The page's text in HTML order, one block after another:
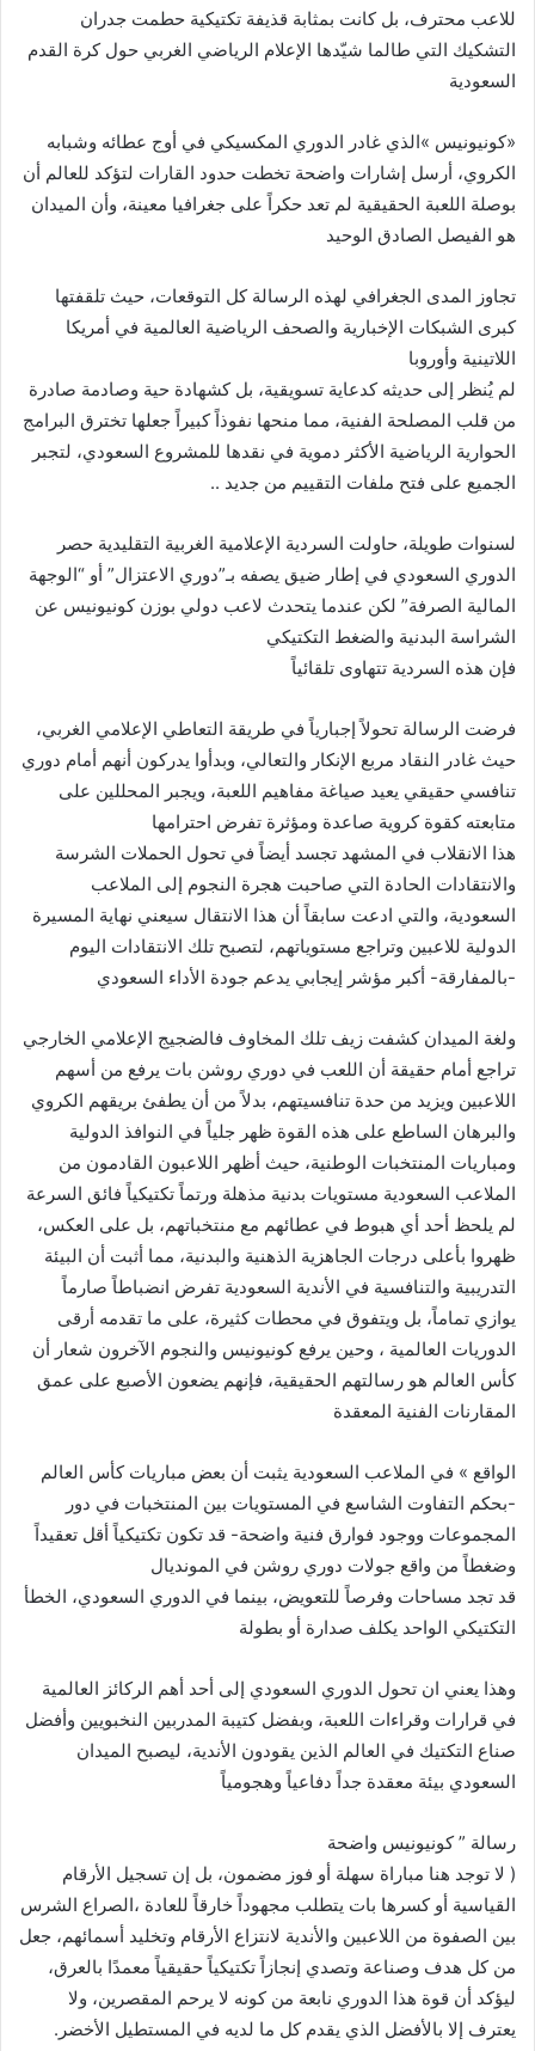
للاعب محترف، بل كانت بمثابة قذيفة تكتيكية حطمت جدران
التشكيك التي طالما شيّدها الإعلام الرياضي الغربي حول كرة القدم
السعودية
«كونيونيس »الذي غادر الدوري المكسيكي في أوج عطائه وشبابه
الكروي، أرسل إشارات واضحة تخطت حدود القارات لتؤكد للعالم أن
بوصلة اللعبة الحقيقية لم تعد حكراً على جغرافيا معينة، وأن الميدان
هو الفيصل الصادق الوحيد
تجاوز المدى الجغرافي لهذه الرسالة كل التوقعات، حيث تلقفتها
كبرى الشبكات الإخبارية والصحف الرياضية العالمية في أمريكا
اللاتينية وأوروبا
لم يُنظر إلى حديثه كدعاية تسويقية، بل كشهادة حية وصادمة صادرة
من قلب المصلحة الفنية، مما منحها نفوذاً كبيراً جعلها تخترق البرامج
الحوارية الرياضية الأكثر دموية في نقدها للمشروع السعودي، لتجبر
الجميع على فتح ملفات التقييم من جديد ..
لسنوات طويلة، حاولت السردية الإعلامية الغربية التقليدية حصر
الدوري السعودي في إطار ضيق يصفه بـ”دوري الاعتزال” أو “الوجهة
المالية الصرفة” لكن عندما يتحدث لاعب دولي بوزن كونيونيس عن
الشراسة البدنية والضغط التكتيكي
فإن هذه السردية تتهاوى تلقائياً
فرضت الرسالة تحولاً إجبارياً في طريقة التعاطي الإعلامي الغربي،
حيث غادر النقاد مربع الإنكار والتعالي، وبدأوا يدركون أنهم أمام دوري
تنافسي حقيقي يعيد صياغة مفاهيم اللعبة، ويجبر المحللين على
متابعته كقوة كروية صاعدة ومؤثرة تفرض احترامها
هذا الانقلاب في المشهد تجسد أيضاً في تحول الحملات الشرسة
والانتقادات الحادة التي صاحبت هجرة النجوم إلى الملاعب
السعودية، والتي ادعت سابقاً أن هذا الانتقال سيعني نهاية المسيرة
الدولية للاعبين وتراجع مستوياتهم، لتصبح تلك الانتقادات اليوم
-بالمفارقة- أكبر مؤشر إيجابي يدعم جودة الأداء السعودي
ولغة الميدان كشفت زيف تلك المخاوف فالضجيج الإعلامي الخارجي
تراجع أمام حقيقة أن اللعب في دوري روشن بات يرفع من أسهم
اللاعبين ويزيد من حدة تنافسيتهم، بدلاً من أن يطفئ بريقهم الكروي
والبرهان الساطع على هذه القوة ظهر جلياً في النوافذ الدولية
ومباريات المنتخبات الوطنية، حيث أظهر اللاعبون القادمون من
الملاعب السعودية مستويات بدنية مذهلة ورتماً تكتيكياً فائق السرعة
لم يلحظ أحد أي هبوط في عطائهم مع منتخباتهم، بل على العكس،
ظهروا بأعلى درجات الجاهزية الذهنية والبدنية، مما أثبت أن البيئة
التدريبية والتنافسية في الأندية السعودية تفرض انضباطاً صارماً
يوازي تماماً، بل ويتفوق في محطات كثيرة، على ما تقدمه أرقى
الدوريات العالمية ، وحين يرفع كونيونيس والنجوم الآخرون شعار أن
كأس العالم هو رسالتهم الحقيقية، فإنهم يضعون الأصبع على عمق
المقارنات الفنية المعقدة
الواقع » في الملاعب السعودية يثبت أن بعض مباريات كأس العالم
-بحكم التفاوت الشاسع في المستويات بين المنتخبات في دور
المجموعات ووجود فوارق فنية واضحة- قد تكون تكتيكياً أقل تعقيداً
وضغطاً من واقع جولات دوري روشن في المونديال
قد تجد مساحات وفرصاً للتعويض، بينما في الدوري السعودي، الخطأ
التكتيكي الواحد يكلف صدارة أو بطولة
وهذا يعني ان تحول الدوري السعودي إلى أحد أهم الركائز العالمية
في قرارات وقراءات اللعبة، وبفضل كتيبة المدربين النخبويين وأفضل
صناع التكتيك في العالم الذين يقودون الأندية، ليصبح الميدان
السعودي بيئة معقدة جداً دفاعياً وهجومياً
رسالة ” كونيونيس واضحة
( لا توجد هنا مباراة سهلة أو فوز مضمون، بل إن تسجيل الأرقام
القياسية أو كسرها بات يتطلب مجهوداً خارقاً للعادة ،الصراع الشرس
بين الصفوة من اللاعبين والأندية لانتزاع الأرقام وتخليد أسمائهم، جعل
من كل هدف وصناعة وتصدي إنجازاً تكتيكياً حقيقياً معمدًا بالعرق،
ليؤكد أن قوة هذا الدوري نابعة من كونه لا يرحم المقصرين، ولا
يعترف إلا بالأفضل الذي يقدم كل ما لديه في المستطيل الأخضر.